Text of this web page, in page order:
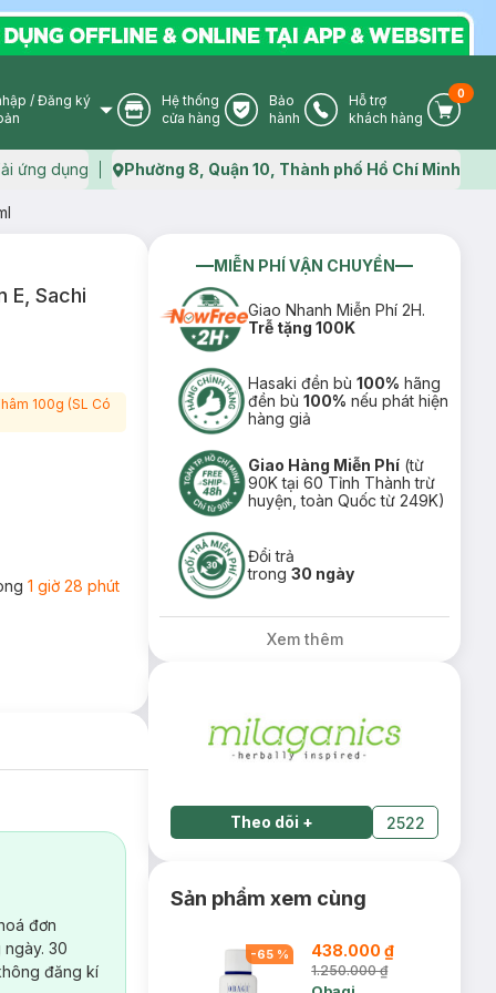
User Icon
/ Đăng ký
Store Icon
Hệ thống
cửa hàng
Warranty Icon
Bảo
hành
Phone Icon
Hỗ trợ
khách hàng
Cart
0
ứng dụng Map icon
Phường 8, Quận 10, Thành phố Hồ Chí Minh
E, Sachi
100g (SL Có
1 giờ 28 phút
đơn
30
đăng kí
MIỄN PHÍ VẬN CHUYỂN
Giao Nhanh Miễn Phí 2H.
Trễ tặng 100K
Hasaki đền bù100% hãng
đền bù100% nếu phát hiện
hàng giả
Giao Hàng Miễn Phí (từ
90K tại 60 Tỉnh Thành trừ
huyện, toàn Quốc từ 249K)
Đổi trả
trong30 ngày
Xem thêm
Theo dõi + 2522
Sản phẩm xem cùng
-65 % 438.000 ₫
1.250.000 ₫